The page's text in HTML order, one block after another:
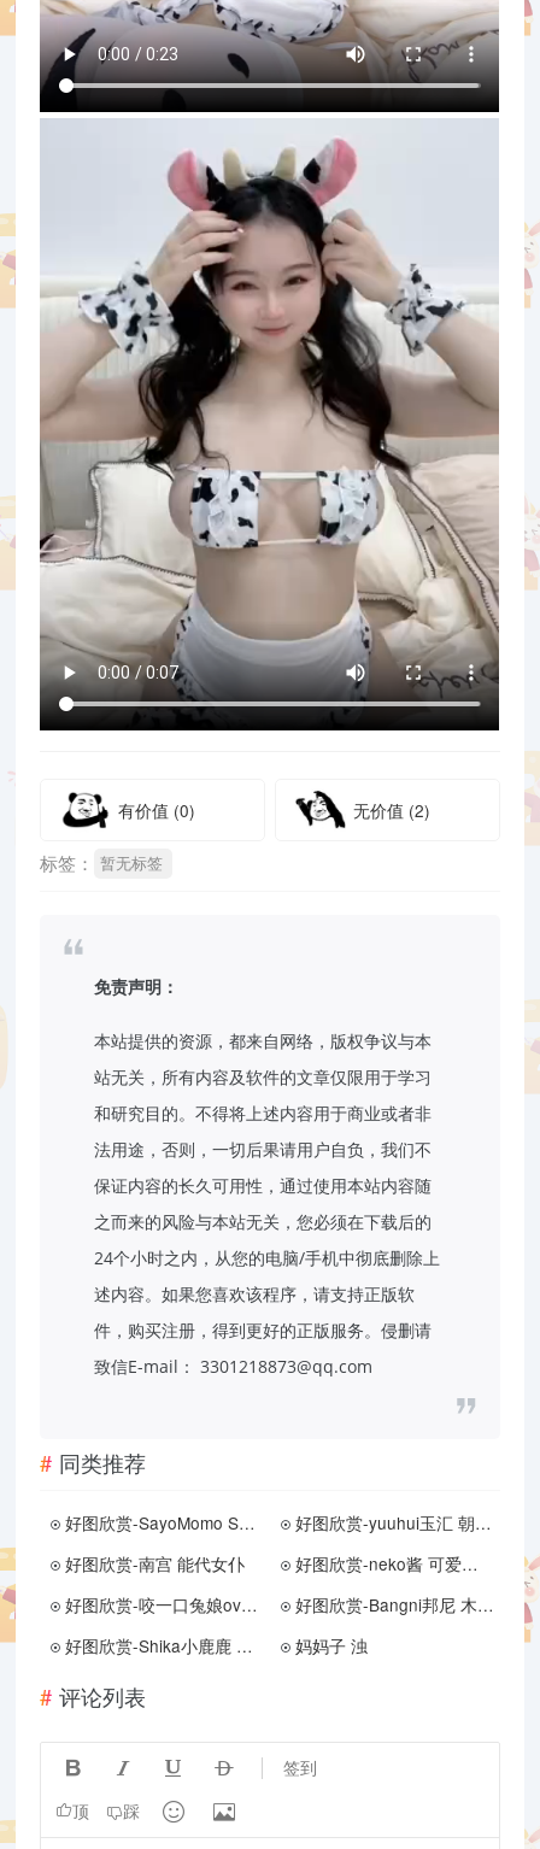
有价值 (0) 无价值 (2)
标签： 暂无标签
免责声明：
本站提供的资源，都来自网络，版权争议与本
站无关，所有内容及软件的文章仅限用于学习
和研究目的。不得将上述内容用于商业或者非
法用途，否则，一切后果请用户自负，我们不
保证内容的长久可用性，通过使用本站内容随
之而来的风险与本站无关，您必须在下载后的
24个小时之内，从您的电脑/手机中彻底删除上
述内容。如果您喜欢该程序，请支持正版软
件，购买注册，得到更好的正版服务。侵删请
致信E-mail： 3301218873@qq.com
同类推荐
好图欣赏-SayoMomo Shenhe Goddess
好图欣赏-yuuhui玉汇 朝花夕拾
好图欣赏-南宫 能代女仆
好图欣赏-neko酱 可爱乖巧学妹
好图欣赏-咬一口兔娘ovo 『兔兔班车』No.4琳妮特
好图欣赏-Bangni邦尼 木屋喵语
好图欣赏-Shika小鹿鹿 NIKKE 米哈拉
妈妈子 浊
评论列表
    签到
顶 踩  